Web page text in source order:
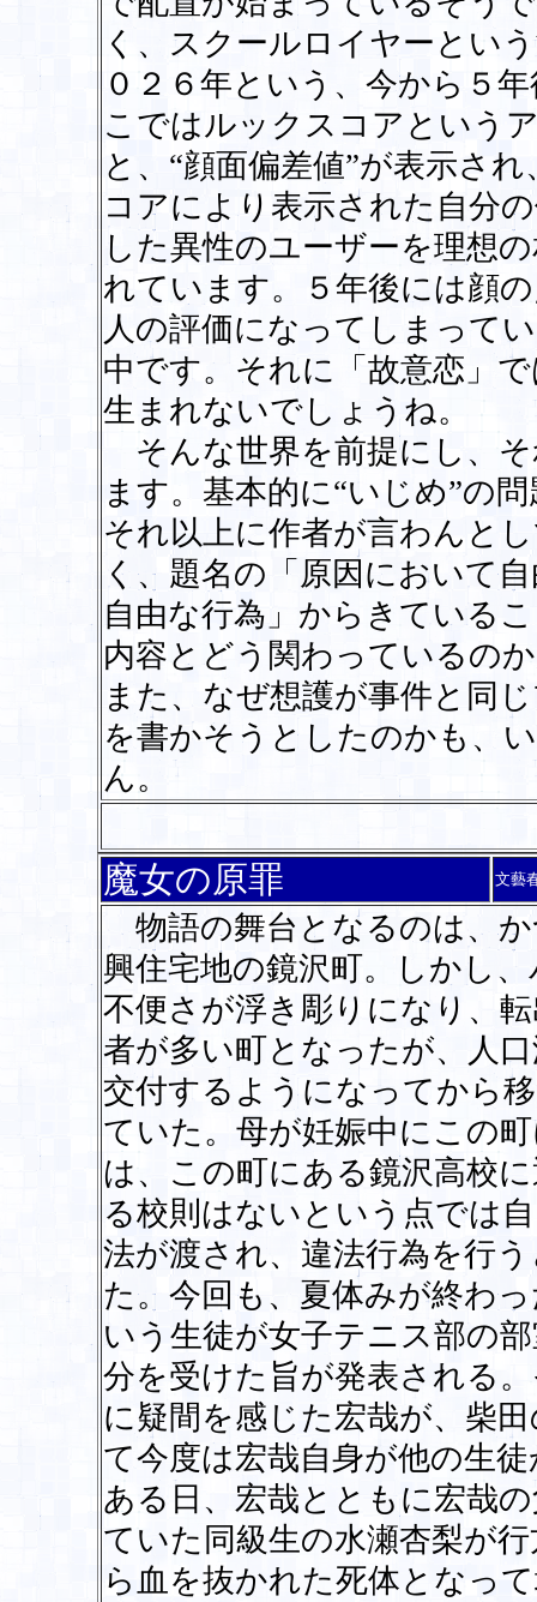
く、スクールロイヤーとい
０２６年という、今から５
こではルックスコアという
と、“顔面偏差値”が表示さ
コアにより表示された自分
した異性のユーザーを理想
れています。５年後には顔
人の評価になってしまって
中です。それに「故意恋」
生まれないでしょうね。
そんな世界を前提にし、
ます。基本的に“いじめ”の
それ以上に作者が言わんと
く、題名の「原因において
自由な行為」からきている
内容とどう関わっているの
また、なぜ想護が事件と同
を書かそうとしたのかも、
ん。
魔女の原罪 文藝
物語の舞台となるのは、
興住宅地の鏡沢町。しかし
不便さが浮き彫りになり、
者が多い町となったが、人
交付するようになってから
ていた。母が妊娠中にこの
は、この町にある鏡沢高校
る校則はないという点では
法が渡され、違法行為を行
た。今回も、夏体みが終わ
いう生徒が女子テニス部の
分を受けた旨が発表される
に疑間を感じた宏哉が、柴
て今度は宏哉自身が他の生
ある日、宏哉とともに宏哉
ていた同級生の水瀬杏梨が
ら血を抜かれた死体となっ